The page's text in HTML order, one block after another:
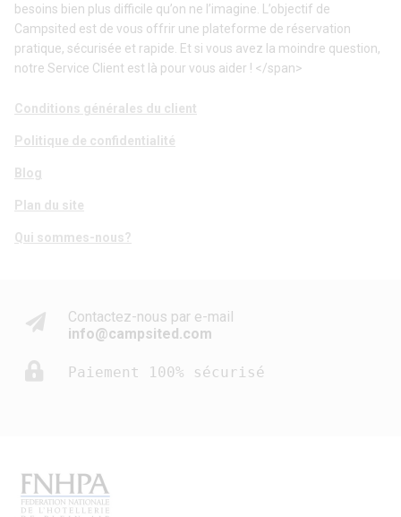
besoins bien plus difficile qu’on ne l’imagine. L’objectif de
Campsited est de vous offrir une plateforme de réservation
pratique, sécurisée et rapide. Et si vous avez la moindre question,
notre Service Client est là pour vous aider ! </span>
Conditions générales du client
Politique de confidentialité
Blog
Plan du site
Qui sommes-nous?
Contactez-nous par e-mail
info@campsited.com
Paiement 100% sécurisé